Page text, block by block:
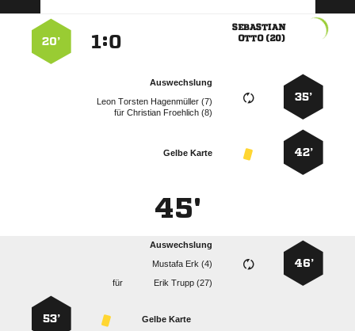

 
:
20’
35’
Auswechslung
   
für  
42’
Gelbe Karte
45'
46’
Auswechslung
  
für
  
Gelbe Karte
53’